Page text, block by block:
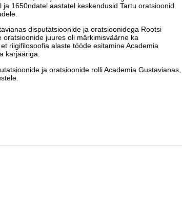
1650ndatel aastatel keskendusid Tartu oratsioonid
disputatsioonide ja oratsioonidega Rootsi
juures oli märkimisväärne ka
riigifilosoofia alaste tööde esitamine Academia
karjääriga.
ja oratsioonide rolli Academia Gustavianas,